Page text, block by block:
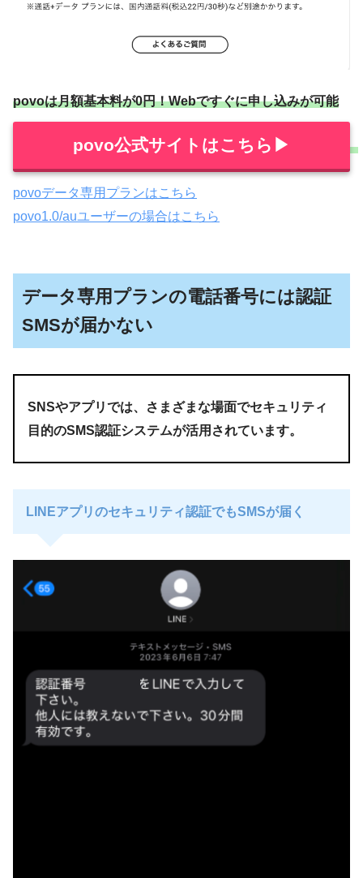
povoは月額基本料が0円！Webですぐに申し込みが可能
povo公式サイトはこちら▶︎
povoデータ専用プランはこちら
povo1.0/auユーザーの場合はこちら
データ専用プランの電話番号には認証
SMSが届かない
SNSやアプリでは、さまざまな場面でセキュリティ
目的のSMS認証システムが活用されています。
LINEアプリのセキュリティ認証でもSMSが届く